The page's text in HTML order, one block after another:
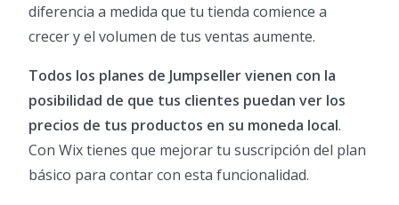
diferencia a medida que tu tienda comience a
crecer y el volumen de tus ventas aumente.
Todos los planes de Jumpseller vienen con la
posibilidad de que tus clientes puedan ver los
precios de tus productos en su moneda local.
Con Wix tienes que mejorar tu suscripción del plan
básico para contar con esta funcionalidad.